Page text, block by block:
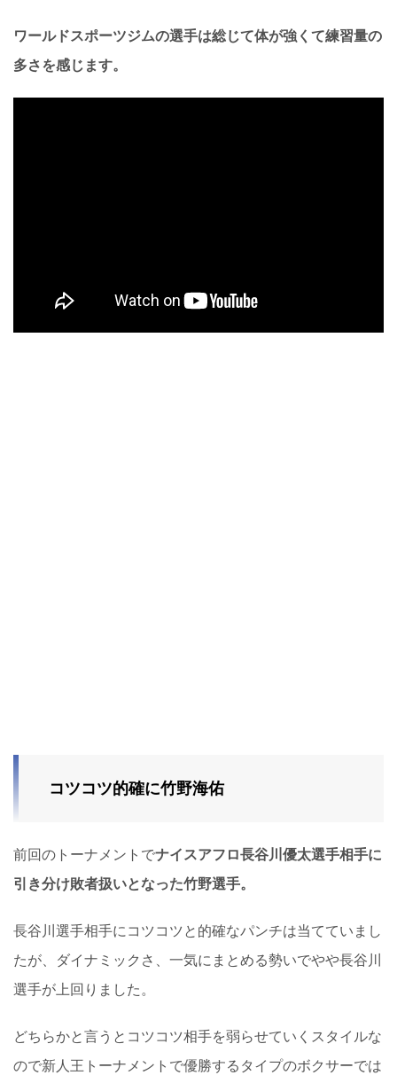
ワールドスポーツジムの選手は総じて体が強くて練習量の
多さを感じます。
コツコツ的確に竹野海佑
前回のトーナメントでナイスアフロ長谷川優太選手相手に
引き分け敗者扱いとなった竹野選手。
長谷川選手相手にコツコツと的確なパンチは当てていまし
たが、ダイナミックさ、一気にまとめる勢いでやや長谷川
選手が上回りました。
どちらかと言うとコツコツ相手を弱らせていくスタイルな
ので新人王トーナメントで優勝するタイプのボクサーでは